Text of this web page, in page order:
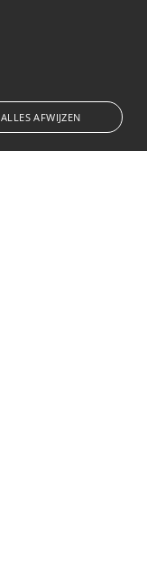
ALLES AFWIJZEN